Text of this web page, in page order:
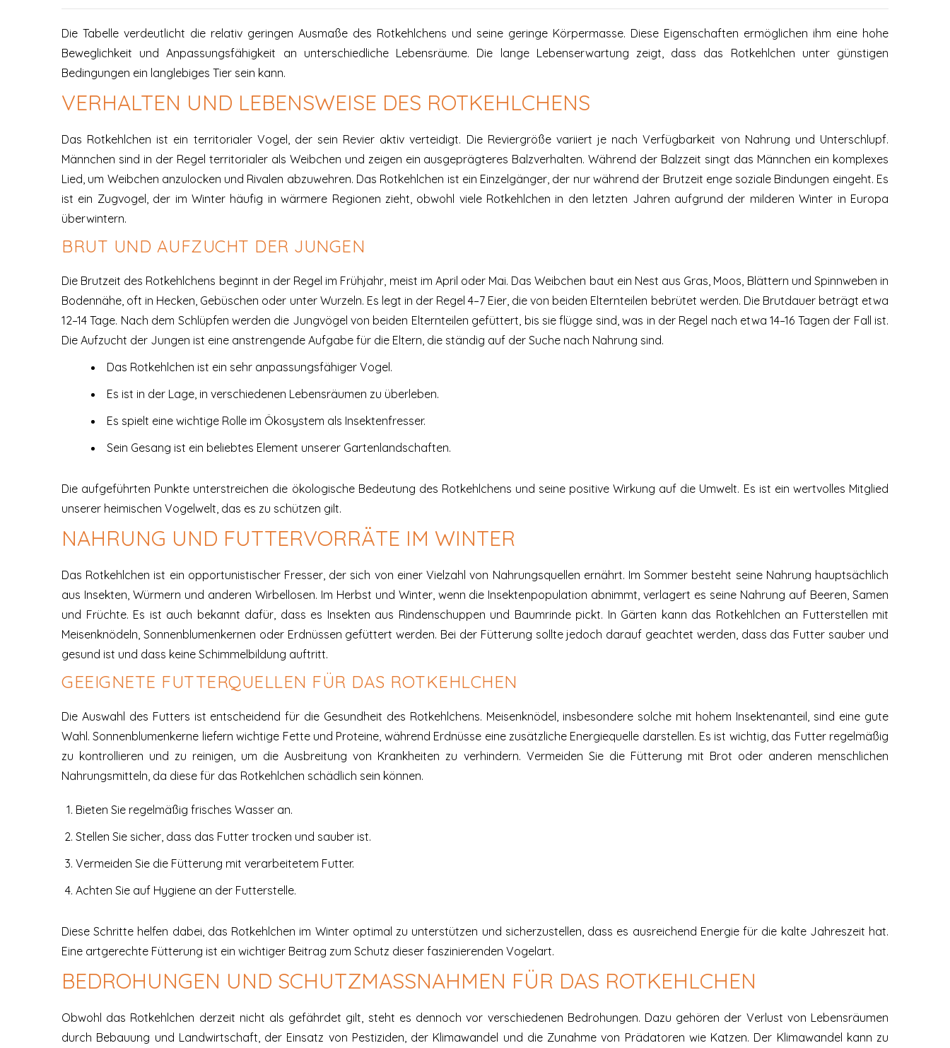
Die Tabelle verdeutlicht die relativ geringen Ausmaße des Rotkehlchens und seine geringe Körpermasse. Diese Eigenschaften ermöglichen ihm eine hohe
Beweglichkeit und Anpassungsfähigkeit an unterschiedliche Lebensräume. Die lange Lebenserwartung zeigt, dass das Rotkehlchen unter günstigen
Bedingungen ein langlebiges Tier sein kann.
VERHALTEN UND LEBENSWEISE DES ROTKEHLCHENS
Das Rotkehlchen ist ein territorialer Vogel, der sein Revier aktiv verteidigt. Die Reviergröße variiert je nach Verfügbarkeit von Nahrung und Unterschlupf.
Männchen sind in der Regel territorialer als Weibchen und zeigen ein ausgeprägteres Balzverhalten. Während der Balzzeit singt das Männchen ein komplexes
Lied, um Weibchen anzulocken und Rivalen abzuwehren. Das Rotkehlchen ist ein Einzelgänger, der nur während der Brutzeit enge soziale Bindungen eingeht. Es
ist ein Zugvogel, der im Winter häufig in wärmere Regionen zieht, obwohl viele Rotkehlchen in den letzten Jahren aufgrund der milderen Winter in Europa
überwintern.
BRUT UND AUFZUCHT DER JUNGEN
Die Brutzeit des Rotkehlchens beginnt in der Regel im Frühjahr, meist im April oder Mai. Das Weibchen baut ein Nest aus Gras, Moos, Blättern und Spinnweben in
Bodennähe, oft in Hecken, Gebüschen oder unter Wurzeln. Es legt in der Regel 4–7 Eier, die von beiden Elternteilen bebrütet werden. Die Brutdauer beträgt etwa
12–14 Tage. Nach dem Schlüpfen werden die Jungvögel von beiden Elternteilen gefüttert, bis sie flügge sind, was in der Regel nach etwa 14–16 Tagen der Fall ist.
Die Aufzucht der Jungen ist eine anstrengende Aufgabe für die Eltern, die ständig auf der Suche nach Nahrung sind.
Das Rotkehlchen ist ein sehr anpassungsfähiger Vogel.
Es ist in der Lage, in verschiedenen Lebensräumen zu überleben.
Es spielt eine wichtige Rolle im Ökosystem als Insektenfresser.
Sein Gesang ist ein beliebtes Element unserer Gartenlandschaften.
Die aufgeführten Punkte unterstreichen die ökologische Bedeutung des Rotkehlchens und seine positive Wirkung auf die Umwelt. Es ist ein wertvolles Mitglied
unserer heimischen Vogelwelt, das es zu schützen gilt.
NAHRUNG UND FUTTERVORRÄTE IM WINTER
Das Rotkehlchen ist ein opportunistischer Fresser, der sich von einer Vielzahl von Nahrungsquellen ernährt. Im Sommer besteht seine Nahrung hauptsächlich
aus Insekten, Würmern und anderen Wirbellosen. Im Herbst und Winter, wenn die Insektenpopulation abnimmt, verlagert es seine Nahrung auf Beeren, Samen
und Früchte. Es ist auch bekannt dafür, dass es Insekten aus Rindenschuppen und Baumrinde pickt. In Gärten kann das Rotkehlchen an Futterstellen mit
Meisenknödeln, Sonnenblumenkernen oder Erdnüssen gefüttert werden. Bei der Fütterung sollte jedoch darauf geachtet werden, dass das Futter sauber und
gesund ist und dass keine Schimmelbildung auftritt.
GEEIGNETE FUTTERQUELLEN FÜR DAS ROTKEHLCHEN
Die Auswahl des Futters ist entscheidend für die Gesundheit des Rotkehlchens. Meisenknödel, insbesondere solche mit hohem Insektenanteil, sind eine gute
Wahl. Sonnenblumenkerne liefern wichtige Fette und Proteine, während Erdnüsse eine zusätzliche Energiequelle darstellen. Es ist wichtig, das Futter regelmäßig
zu kontrollieren und zu reinigen, um die Ausbreitung von Krankheiten zu verhindern. Vermeiden Sie die Fütterung mit Brot oder anderen menschlichen
Nahrungsmitteln, da diese für das Rotkehlchen schädlich sein können.
Bieten Sie regelmäßig frisches Wasser an.
Stellen Sie sicher, dass das Futter trocken und sauber ist.
Vermeiden Sie die Fütterung mit verarbeitetem Futter.
Achten Sie auf Hygiene an der Futterstelle.
Diese Schritte helfen dabei, das Rotkehlchen im Winter optimal zu unterstützen und sicherzustellen, dass es ausreichend Energie für die kalte Jahreszeit hat.
Eine artgerechte Fütterung ist ein wichtiger Beitrag zum Schutz dieser faszinierenden Vogelart.
BEDROHUNGEN UND SCHUTZMASSNAHMEN FÜR DAS ROTKEHLCHEN
Obwohl das Rotkehlchen derzeit nicht als gefährdet gilt, steht es dennoch vor verschiedenen Bedrohungen. Dazu gehören der Verlust von Lebensräumen
durch Bebauung und Landwirtschaft, der Einsatz von Pestiziden, der Klimawandel und die Zunahme von Prädatoren wie Katzen. Der Klimawandel kann zu